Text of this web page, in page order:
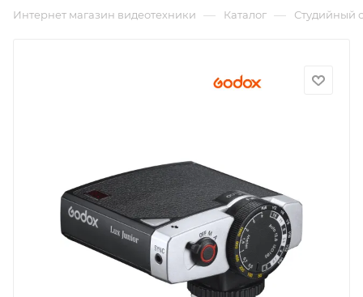
Интернет магазин видеотехники — Каталог — Студийный